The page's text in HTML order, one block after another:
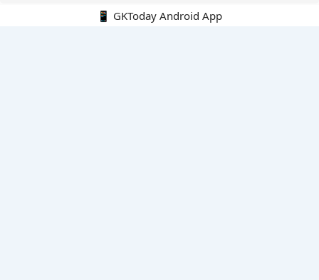
📱 GKToday Android App